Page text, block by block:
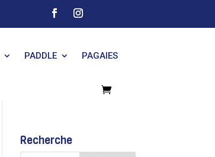
PADDLE PAGAIES
Recherche